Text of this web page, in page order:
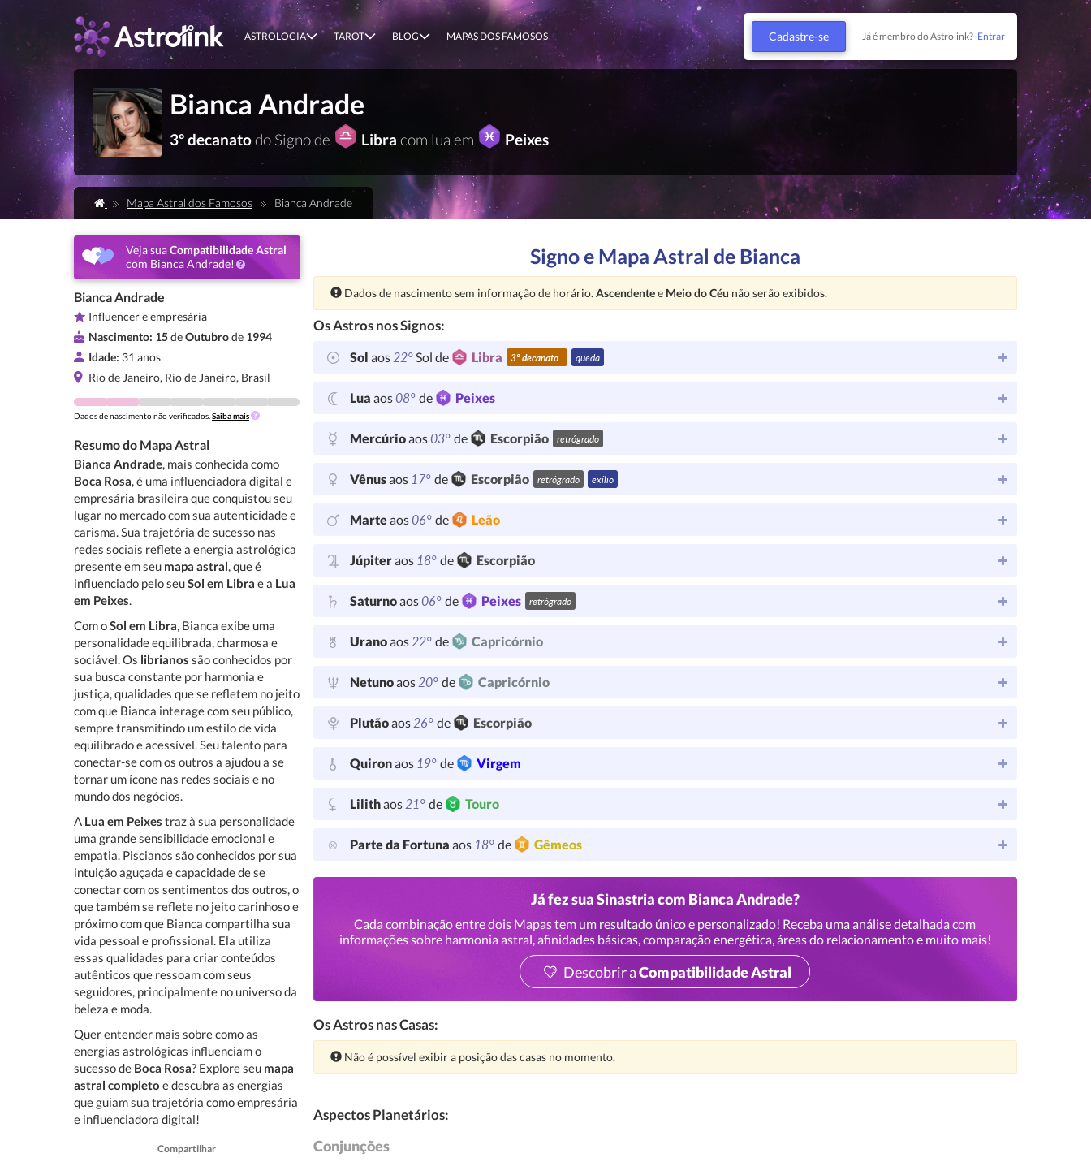
ASTROLOGIA TAROT BLOG MAPAS DOS FAMOSOS Cadastre-se Já é membro do Astrolink? Entrar
Bianca Andrade
3º decanatodo Signo de Libra com lua em Peixes
Mapa Astral dos Famosos Bianca Andrade
Veja suaCompatibilidade Astral
com Bianca Andrade!
Bianca Andrade
Influencer e empresária
Nascimento: 15deOutubrode 1994
Idade: 31 anos
Rio de Janeiro, Rio de Janeiro, Brasil
Dados de nascimento não verificados. Saiba mais
Resumo do Mapa Astral
Bianca Andrade, mais conhecida como
Boca Rosa, é uma influenciadora digital e
empresária brasileira que conquistou seu
lugar no mercado com sua autenticidade e
carisma. Sua trajetória de sucesso nas
redes sociais reflete a energia astrológica
presente em seu mapa astral, que é
influenciado pelo seuSol em Libra e a Lua
em Peixes.
Com oSol em Libra, Bianca exibe uma
personalidade equilibrada, charmosa e
sociável. Os librianos são conhecidos por
sua busca constante por harmonia e
justiça, qualidades que se refletem no jeito
com que Bianca interage com seu público,
sempre transmitindo um estilo de vida
equilibrado e acessível. Seu talento para
conectar-se com os outros a ajudou a se
tornar um ícone nas redes sociais e no
mundo dos negócios.
A Lua em Peixes traz à sua personalidade
uma grande sensibilidade emocional e
empatia. Piscianos são conhecidos por sua
intuição aguçada e capacidade de se
conectar com os sentimentos dos outros, o
que também se reflete no jeito carinhoso e
próximo com que Bianca compartilha sua
vida pessoal e profissional. Ela utiliza
essas qualidades para criar conteúdos
autênticos que ressoam com seus
seguidores, principalmente no universo da
beleza e moda.
Quer entender mais sobre como as
energias astrológicas influenciam o
sucesso de Boca Rosa? Explore seu mapa
astral completo e descubra as energias
que guiam sua trajetória como empresária
e influenciadora digital!
Compartilhar
Signo e Mapa Astral de Bianca
Atenção:
Dados de nascimento sem informação de horário. Ascendentee Meio do Céu não serão exibidos.
Os Astros nos Signos:
Sol aos22°Sol de Libra 3º decanato queda
Lua aos08° de Peixes
Mercúrioaos03° de Escorpião retrógrado
Vênusaos 17° de Escorpião retrógrado exílio
Marteaos06° de Leão
Júpiteraos 18° de Escorpião
Saturnoaos06° de Peixes retrógrado
Uranoaos22° de Capricórnio
Netunoaos20° de Capricórnio
Plutãoaos26° de Escorpião
Quironaos 19° de Virgem
Lilithaos21° de Touro
Parte da Fortuna aos 18° de Gêmeos
Já fez sua Sinastria com Bianca Andrade?
Cada combinação entre dois Mapas tem um resultado único e personalizado! Receba uma análise detalhada com
informações sobre harmonia astral, afinidades básicas, comparação energética, áreas do relacionamento e muito mais!
Descobrir aCompatibilidade Astral
Os Astros nas Casas:
Atenção:
Não é possível exibir a posição das casas no momento.
Aspectos Planetários:
Conjunções